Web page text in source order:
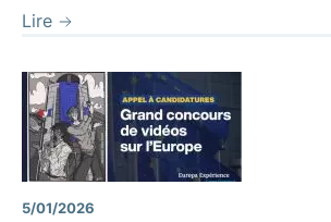
Lire
5/01/2026